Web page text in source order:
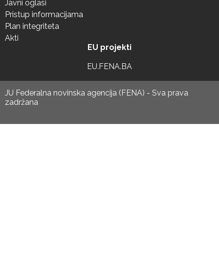
Javni oglasi
Pristup informacijama
Plan integriteta
Akti
EU projekti
EU.FENA.BA
JU Federalna novinska agencija (FENA) - Sva prava
zadržana